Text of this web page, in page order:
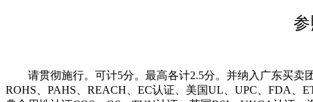
请贯彻施行。可计5分。最高各计2.5分。并纳入广东买卖
ROHS、PAHS、REACH、EC认证、美国UL、UPC、FDA、